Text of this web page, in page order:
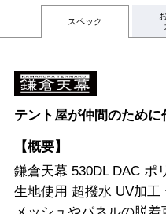
スペック
テント屋が仲間のため
【概要】
鎌倉天幕 530DL DAC ポ
生地使用 超撥水 UV加